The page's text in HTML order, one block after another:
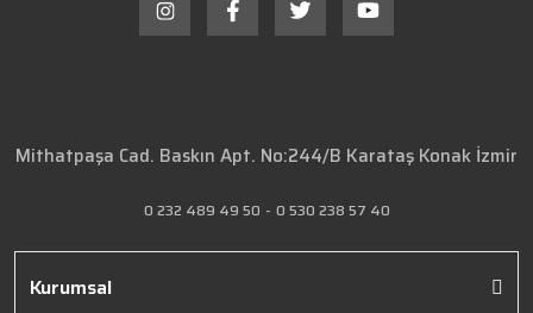
Mithatpaşa Cad. Baskın Apt. No:244/B Karataş Konak İzmir
0 232 489 49 50 - 0 530 238 57 40
Kurumsal